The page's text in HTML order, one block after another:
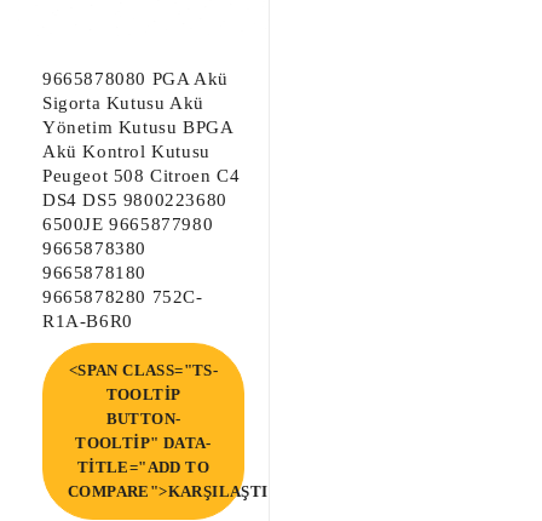
9665878080 PGA Akü
Sigorta Kutusu Akü
Yönetim Kutusu BPGA
Akü Kontrol Kutusu
Peugeot 508 Citroen C4
DS4 DS5 9800223680
6500JE 9665877980
9665878380
9665878180
9665878280 752C-
R1A-B6R0
<SPAN CLASS="TS-
TOOLTIP
BUTTON-
TOOLTIP" DATA-
TITLE="ADD TO
COMPARE">KARŞILAŞTIR</SPAN>